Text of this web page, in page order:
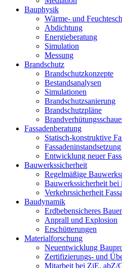
Bauphysik
Wärme- und
Abdichtung
Energieberatung
Simulation
Messung
Brandschutz
Brandschutzkonzepte
Bestandsanalysen
Simulationen
Brandschutzsanierung
Brandschutzpläne
Fassadenberatung
Statisch-konstruktive
Fassadeninstandsetzung
Entwicklung neuer
Bauwerkssicherheit
Regelmäßige
Bauwerkssicherheit bei
Verkehrssicherheit
Baudynamik
Erdbebensicheres
Anprall und Explosion
Erschütterungen
Materialforschung
Neuentwicklung
Zertifizierungs- und
Mitarbeit bei ZiE, abZ/